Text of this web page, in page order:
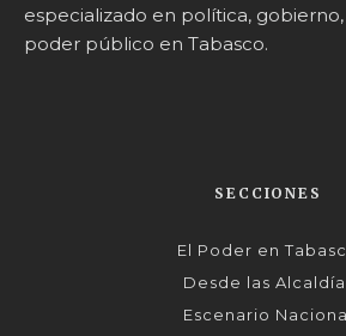
especializado en política,
poder público en Tabasco.
SECCIONES
El Poder en
Desde las
Escenario